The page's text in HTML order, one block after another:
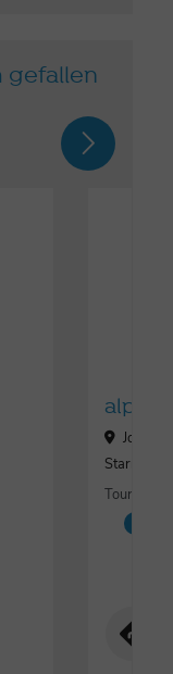
gefallen
Josef-
Starnberg